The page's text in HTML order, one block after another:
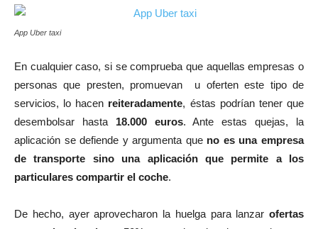
App Uber taxi
En cualquier caso, si se comprueba que aquellas empresas o
personas que presten, promuevan u oferten este tipo de
servicios, lo hacen reiteradamente, éstas podrían tener que
desembolsar hasta 18.000 euros. Ante estas quejas, la
aplicación se defiende y argumenta que no es una empresa
de transporte sino una aplicación que permite a los
particulares compartir el coche.
De hecho, ayer aprovecharon la huelga para lanzar ofertas